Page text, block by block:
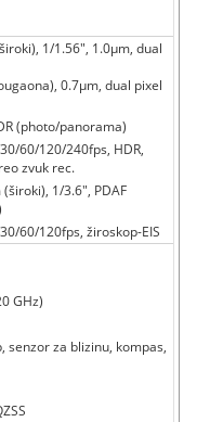
1/1.56", 1.0µm, dual
0.7µm, dual pixel
(photo/panorama)
60/120/240fps, HDR,
zvuk rec.
1/3.6", PDAF
60/120fps, žiroskop-EIS
GHz)
senzor za blizinu, kompas,